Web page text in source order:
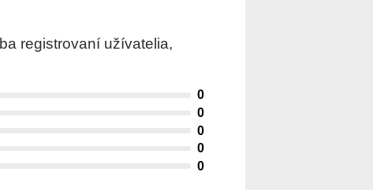
registrovaní užívatelia,
0
0
0
0
0